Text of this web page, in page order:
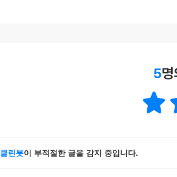
5
클린봇이 부적절한 글을 감지 중입니다.